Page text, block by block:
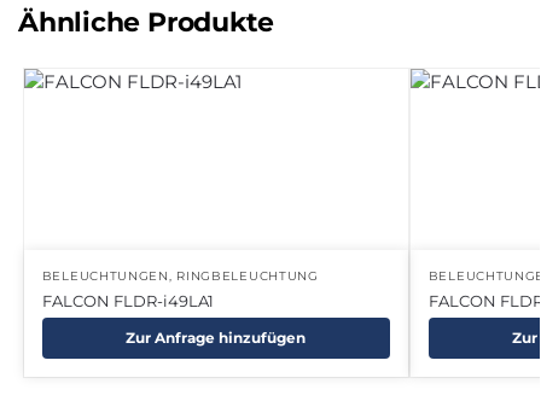
Ähnliche Produkte
BELEUCHTUNGEN, RINGBELEUCHTUNG
FALCON FLDR-i49LA1
Zur Anfrage hinzufügen
FALCON